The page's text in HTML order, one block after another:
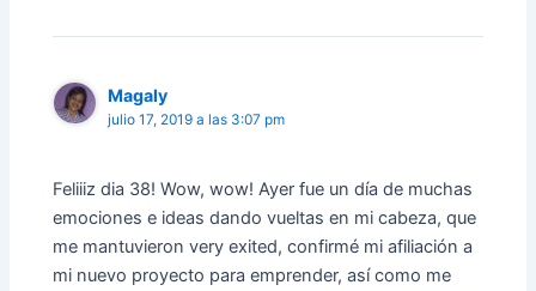
Magaly
julio 17, 2019 a las 3:07 pm
Feliiiz dia 38! Wow, wow! Ayer fue un día de muchas
emociones e ideas dando vueltas en mi cabeza, que
me mantuvieron very exited, confirmé mi afiliación a
mi nuevo proyecto para emprender, así como me